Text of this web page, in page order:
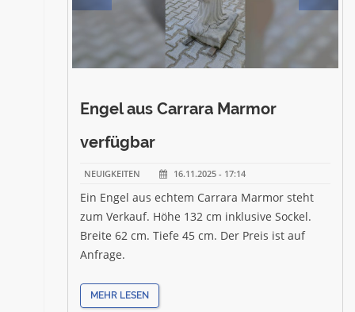
Engel aus Carrara Marmor
verfügbar
NEUIGKEITEN 16.11.2025 - 17:14
Ein Engel aus echtem Carrara Marmor steht
zum Verkauf. Höhe 132 cm inklusive Sockel.
Breite 62 cm. Tiefe 45 cm. Der Preis ist auf
Anfrage.
MEHR LESEN